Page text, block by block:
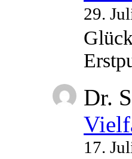
29.
Dr.
17.